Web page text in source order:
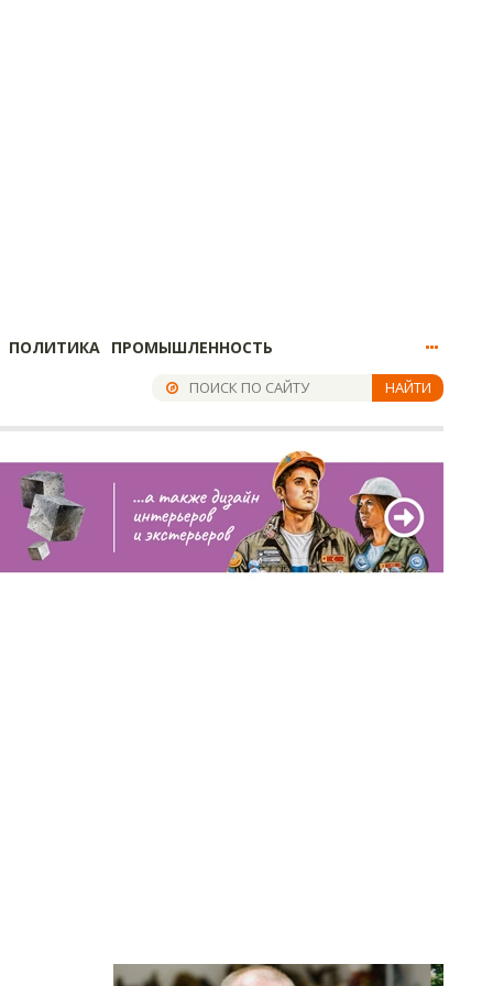
ПОЛИТИКА ПРОМЫШЛЕННОСТЬ
НАЙТИ